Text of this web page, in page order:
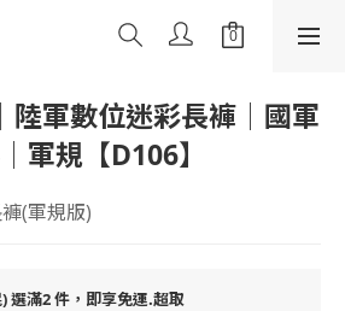
軍數位迷彩長褲│國軍
軍規【D106】
(軍規版)
選滿2 件，即享免運.超取